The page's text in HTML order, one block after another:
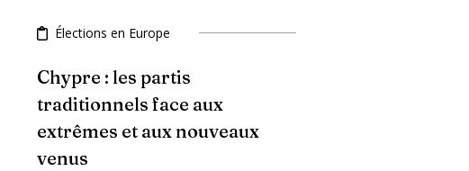
Élections en Europe
Chypre : les partis
traditionnels face aux
extrêmes et aux nouveaux
venus